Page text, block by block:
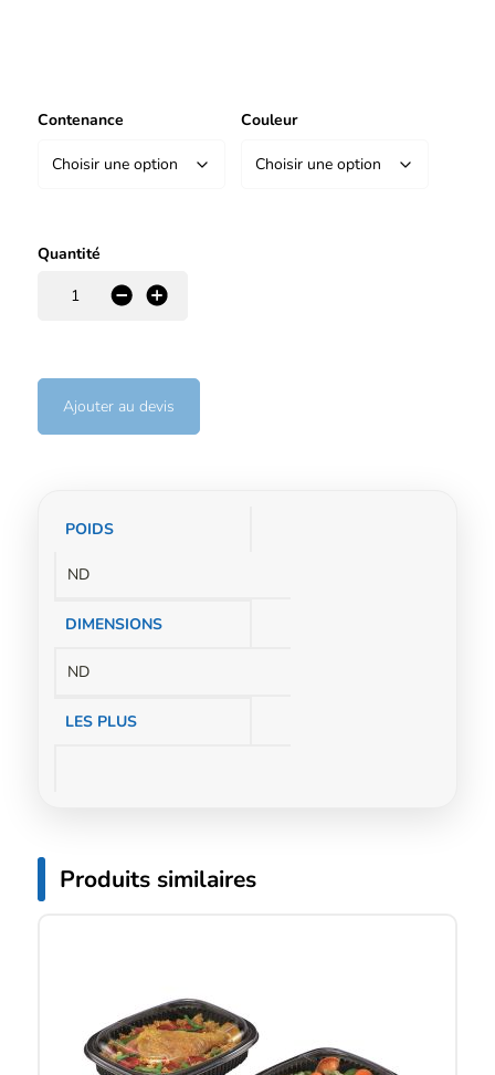
Contenance Couleur
Quantité
+
-
Ajouter au devis
Informations
POIDS
ND
DIMENSIONS
ND
LES PLUS
Produits similaires